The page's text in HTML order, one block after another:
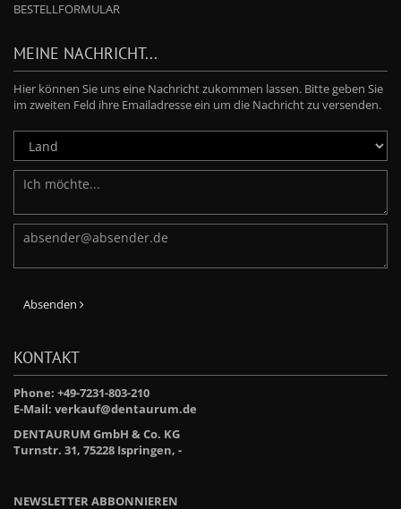
BESTELLFORMULAR
MEINE NACHRICHT...
Hier können Sie uns eine Nachricht zukommen lassen. Bitte geben Sie
im zweiten Feld ihre Emailadresse ein um die Nachricht zu versenden.
Absenden
KONTAKT
Phone: +49-7231-803-210
E-Mail: verkauf@dentaurum.de
DENTAURUM GmbH & Co. KG
Turnstr. 31, 75228 Ispringen, -
NEWSLETTER ABBONNIEREN